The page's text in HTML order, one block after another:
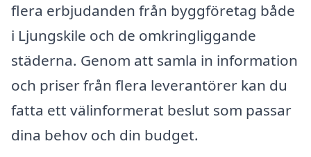
flera erbjudanden från byggföretag både
i Ljungskile och de omkringliggande
städerna. Genom att samla in information
och priser från flera leverantörer kan du
fatta ett välinformerat beslut som passar
dina behov och din budget.